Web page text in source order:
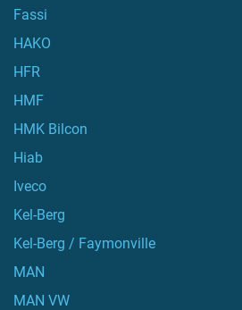
Fassi
HAKO
HFR
HMF
HMK Bilcon
Hiab
Iveco
Kel-Berg
Kel-Berg / Faymonville
MAN
MAN VW